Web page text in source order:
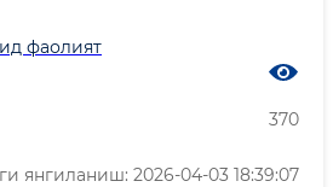
фаолият
370
янгиланиш: 2026-04-03 18:39:07